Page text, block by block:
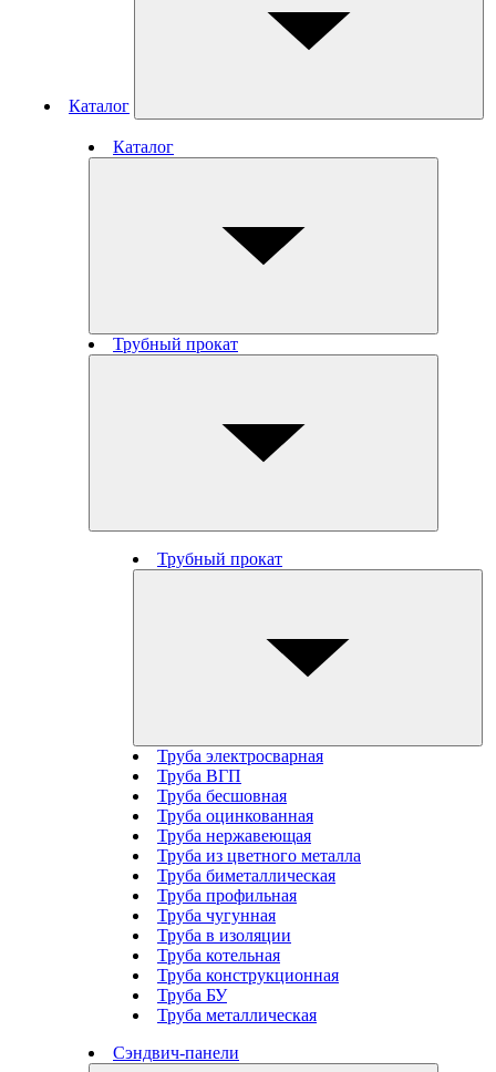
Каталог
Каталог
Трубный прокат
Трубный прокат
Труба электросварная
Труба ВГП
Труба бесшовная
Труба оцинкованная
Труба нержавеющая
Труба из цветного металла
Труба биметаллическая
Труба профильная
Труба чугунная
Труба в изоляции
Труба котельная
Труба конструкционная
Труба БУ
Труба металлическая
Сэндвич-панели